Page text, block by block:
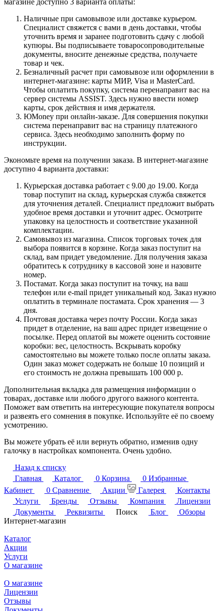
Наличные при самовывозе или доставке курьером.
Специалист свяжется с вами в день доставки, чтобы
уточнить время и заранее подготовить сдачу с любой
купюры. Вы подписываете товаросопроводительные
документы, вносите денежные средства, получаете
товар и чек.
Безналичный расчет при самовывозе или оформлении в
интернет-магазине: карты МИР, Visa и MasterCard.
Чтобы оплатить покупку, система перенаправит вас на
сервер системы ASSIST. Здесь нужно ввести номер
карты, срок действия и имя держателя.
ЮMoney при онлайн-заказе. Для совершения покупки
система перенаправит вас на страницу платежного
сервиса. Здесь необходимо заполнить форму по
инструкции.
Экономьте время на получении заказа. В интернет-магазине
доступно 4 варианта доставки:
Курьерская доставка работает с 9.00 до 19.00. Когда
товар поступит на склад, курьерская служба свяжется
для уточнения деталей. Специалист предложит выбрать
удобное время доставки и уточнит адрес. Осмотрите
упаковку на целостность и соответствие указанной
комплектации.
Самовывоз из магазина. Список торговых точек для
выбора появится в корзине. Когда заказ поступит на
склад, вам придет уведомление. Для получения заказа
обратитесь к сотруднику в кассовой зоне и назовите
номер.
Постамат. Когда заказ поступит на точку, на ваш
телефон или e-mail придет уникальный код. Заказ нужно
оплатить в терминале постамата. Срок хранения — 3
дня.
Почтовая доставка через почту России. Когда заказ
придет в отделение, на ваш адрес придет извещение о
посылке. Перед оплатой вы можете оценить состояние
коробки: вес, целостность. Вскрывать коробку
самостоятельно вы можете только после оплаты заказа.
Один заказ может содержать не больше 10 позиций и
его стоимость не должна превышать 100 000 р.
Дополнительная вкладка для размещения информации о
товарах, доставке или любого другого важного контента.
Поможет вам ответить на интересующие покупателя вопросы
и развеять его сомнения в покупке. Используйте её по своему
усмотрению.
Вы можете убрать её или вернуть обратно, изменив одну
галочку в настройках компонента. Очень удобно.
Назад к списку
Главная
Каталог 0 Корзина 0 Избранные
Кабинет
0 Сравнение Акции Галерея
Контакты
Услуги
Бренды Отзывы Компания
Лицензии
Документы
Реквизиты Поиск Блог
Обзоры
Интернет-магазин
Каталог
Акции
Услуги
О магазине
О магазине
Лицензии
Отзывы